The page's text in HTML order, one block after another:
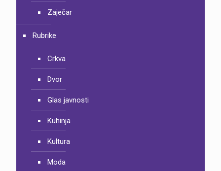
Zaječar
Rubrike
Crkva
Dvor
Glas javnosti
Kuhinja
Kultura
Moda